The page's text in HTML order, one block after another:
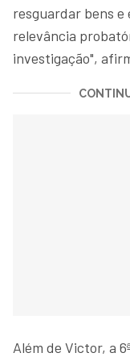
resguardar bens
relevância
investigação",
Além de Victor, a